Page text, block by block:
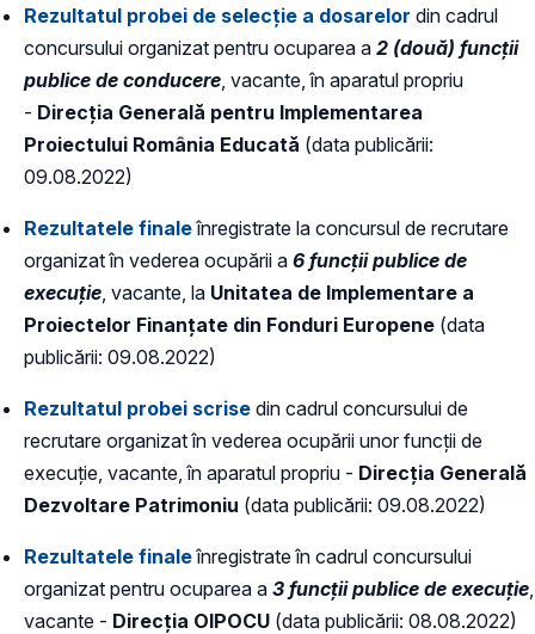
Rezultatul probei de selecție a dosarelor din cadrul
concursului organizat pentru ocuparea a 2 (două) funcții
publice de conducere , vacante, în aparatul propriu
- Direcția Generală pentru Implementarea
Proiectului România Educată (data publicării:
09.08.2022)
Rezultatele finaleînregistrate la concursul de recrutare
organizat în vederea ocupării a 6 funcții publice de
execuție , vacante, la Unitatea de Implementare a
Proiectelor Finanțate din Fonduri Europene (data
publicării: 09.08.2022)
Rezultatul probei scrise din cadrul concursului de
recrutare organizat în vederea ocupării unor funcții de
execuție, vacante, în aparatul propriu - Direcția Generală
Dezvoltare Patrimoniu (data publicării: 09.08.2022)
Rezultatele finaleînregistrate în cadrul concursului
organizat pentru ocuparea a 3 funcții publice de execuție
vacante - Direcția OIPOCU (data publicării: 08.08.2022)